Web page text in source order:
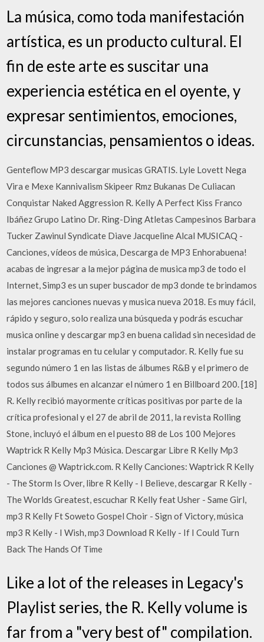
La música, como toda manifestación
artística, es un producto cultural. El
fin de este arte es suscitar una
experiencia estética en el oyente, y
expresar sentimientos, emociones,
circunstancias, pensamientos o ideas.
Genteflow MP3 descargar musicas GRATIS. Lyle Lovett Nega
Vira e Mexe Kannivalism Skipeer Rmz Bukanas De Culiacan
Conquistar Naked Aggression R. Kelly A Perfect Kiss Franco
Ibáñez Grupo Latino Dr. Ring-Ding Atletas Campesinos Barbara
Tucker Zawinul Syndicate Diave Jacqueline Alcal MUSICAQ -
Canciones, vídeos de música, Descarga de MP3 Enhorabuena!
acabas de ingresar a la mejor página de musica mp3 de todo el
Internet, Simp3 es un super buscador de mp3 donde te brindamos
las mejores canciones nuevas y musica nueva 2018. Es muy fácil,
rápido y seguro, solo realiza una búsqueda y podrás escuchar
musica online y descargar mp3 en buena calidad sin necesidad de
instalar programas en tu celular y computador. R. Kelly fue su
segundo número 1 en las listas de álbumes R&B y el primero de
todos sus álbumes en alcanzar el número 1 en Billboard 200. [18]
R. Kelly recibió mayormente críticas positivas por parte de la
crítica profesional y el 27 de abril de 2011, la revista Rolling
Stone, incluyó el álbum en el puesto 88 de Los 100 Mejores
Waptrick R Kelly Mp3 Música. Descargar Libre R Kelly Mp3
Canciones @ Waptrick.com. R Kelly Canciones: Waptrick R Kelly
- The Storm Is Over, libre R Kelly - I Believe, descargar R Kelly -
The Worlds Greatest, escuchar R Kelly feat Usher - Same Girl,
mp3 R Kelly Ft Soweto Gospel Choir - Sign of Victory, música
mp3 R Kelly - I Wish, mp3 Download R Kelly - If I Could Turn
Back The Hands Of Time
Like a lot of the releases in Legacy's
Playlist series, the R. Kelly volume is
far from a "very best of" compilation.